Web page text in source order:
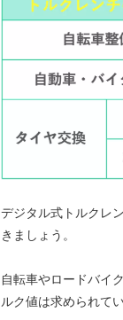
デジタル式トルクレ
きましょう。
自転車やロードバイ
ルク値は求められて